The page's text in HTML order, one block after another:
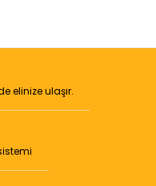
elinize ulaşır.